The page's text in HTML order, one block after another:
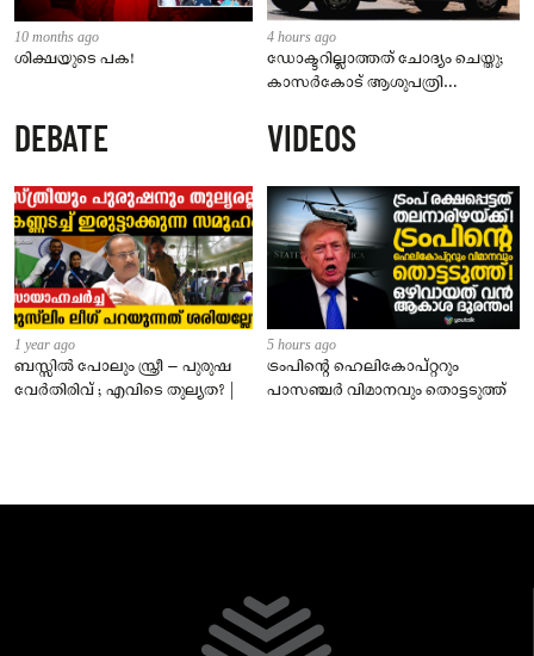
10 months ago
ശിക്ഷയുടെ പക!
4 hours ago
ഡോക്ടറില്ലാത്തത് ചോദ്യം ചെയ്തു;
കാസർകോട് ആശുപത്രി
നാട്ടുകാർക്കെതിരെ കേസ്
DEBATE
1 year ago
ബസ്സിൽ പോലും സ്ത്രീ – പുരുഷ
വേർതിരിവ് ; എവിടെ തുല്യത? |
VIDEOS
5 hours ago
ട്രംപിന്റെ ഹെലികോപ്റ്ററും
പാസഞ്ചര്‍ വിമാനവും തൊട്ടടുത്ത്